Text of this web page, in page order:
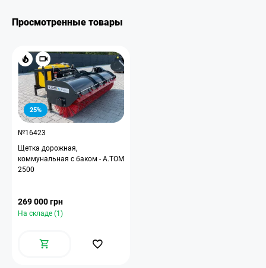
Просмотренные товары
25%
№16423
Щетка дорожная,
коммунальная с баком - А.ТОМ
2500
269 000 грн
На складе (1)